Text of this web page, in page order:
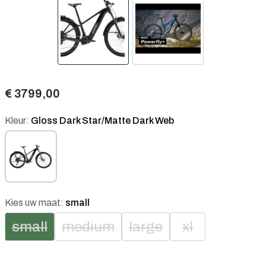
€ 3799,00
Kleur: Gloss Dark Star/Matte Dark Web
Kies uw maat: small
small medium large xl